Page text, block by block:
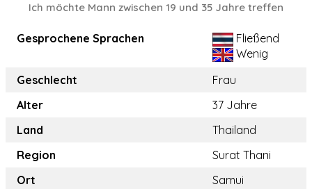
Ich möchte Mann zwischen 19 und 35 Jahre treffen
Gesprochene Sprachen
Fließend
Wenig
Geschlecht
Frau
Alter
37 Jahre
Land
Thailand
Region
Surat Thani
Ort
Samui